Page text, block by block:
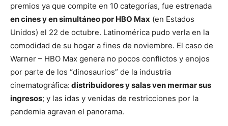
premios ya que compite en 10 categorías, fue estrenada
en cines y en simultáneo por HBO Max (en Estados
Unidos) el 22 de octubre. Latinomérica pudo verla en la
comodidad de su hogar a fines de noviembre. El caso de
Warner – HBO Max genera no pocos conflictos y enojos
por parte de los “dinosaurios” de la industria
cinematográfica: distribuidores y salas ven mermar sus
ingresos; y las idas y venidas de restricciones por la
pandemia agravan el panorama.